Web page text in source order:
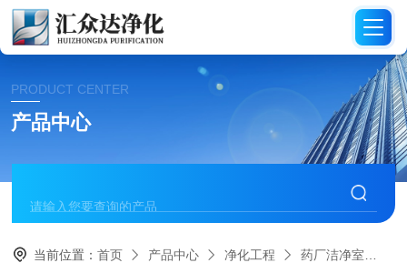
PRODUCT CENTER
产品中心
当前位置：首页 产品中心 净化工程 药厂洁净室